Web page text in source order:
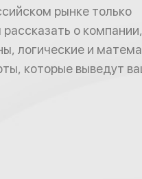
рынке только
о
логические и
которые выведут